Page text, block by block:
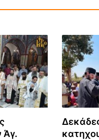
Άγ.